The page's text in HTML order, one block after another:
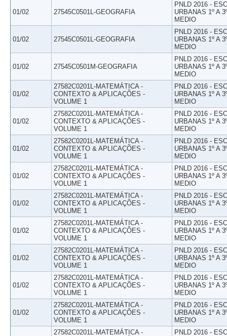
01/02 27545C0501L-GEOGRAFIA
PNLD 2016 -
URBANAS 1º A
MEDIO
01/02 27545C0501L-GEOGRAFIA
PNLD 2016 -
URBANAS 1º A
MEDIO
01/02 27545C0501M-GEOGRAFIA
PNLD 2016 -
URBANAS 1º A
MEDIO
01/02
27582C0201L-MATEMÁTICA -
CONTEXTO & APLICAÇÕES -
VOLUME 1
PNLD 2016 -
URBANAS 1º A
MEDIO
01/02
27582C0201L-MATEMÁTICA -
CONTEXTO & APLICAÇÕES -
VOLUME 1
PNLD 2016 -
URBANAS 1º A
MEDIO
01/02
27582C0201L-MATEMÁTICA -
CONTEXTO & APLICAÇÕES -
VOLUME 1
PNLD 2016 -
URBANAS 1º A
MEDIO
01/02
27582C0201L-MATEMÁTICA -
CONTEXTO & APLICAÇÕES -
VOLUME 1
PNLD 2016 -
URBANAS 1º A
MEDIO
01/02
27582C0201L-MATEMÁTICA -
CONTEXTO & APLICAÇÕES -
VOLUME 1
PNLD 2016 -
URBANAS 1º A
MEDIO
01/02
27582C0201L-MATEMÁTICA -
CONTEXTO & APLICAÇÕES -
VOLUME 1
PNLD 2016 -
URBANAS 1º A
MEDIO
01/02
27582C0201L-MATEMÁTICA -
CONTEXTO & APLICAÇÕES -
VOLUME 1
PNLD 2016 -
URBANAS 1º A
MEDIO
01/02
27582C0201L-MATEMÁTICA -
CONTEXTO & APLICAÇÕES -
VOLUME 1
PNLD 2016 -
URBANAS 1º A
MEDIO
01/02
27582C0201L-MATEMÁTICA -
CONTEXTO & APLICAÇÕES -
VOLUME 1
PNLD 2016 -
URBANAS 1º A
MEDIO
27582C0201L-MATEMÁTICA -
PNLD 2016 -